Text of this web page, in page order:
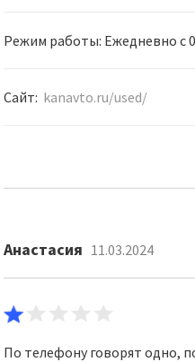
Режим работы: Ежедневно с
Сайт: kanavto.ru/used/
Анастасия 11.03.2024
По телефону говорят одно,